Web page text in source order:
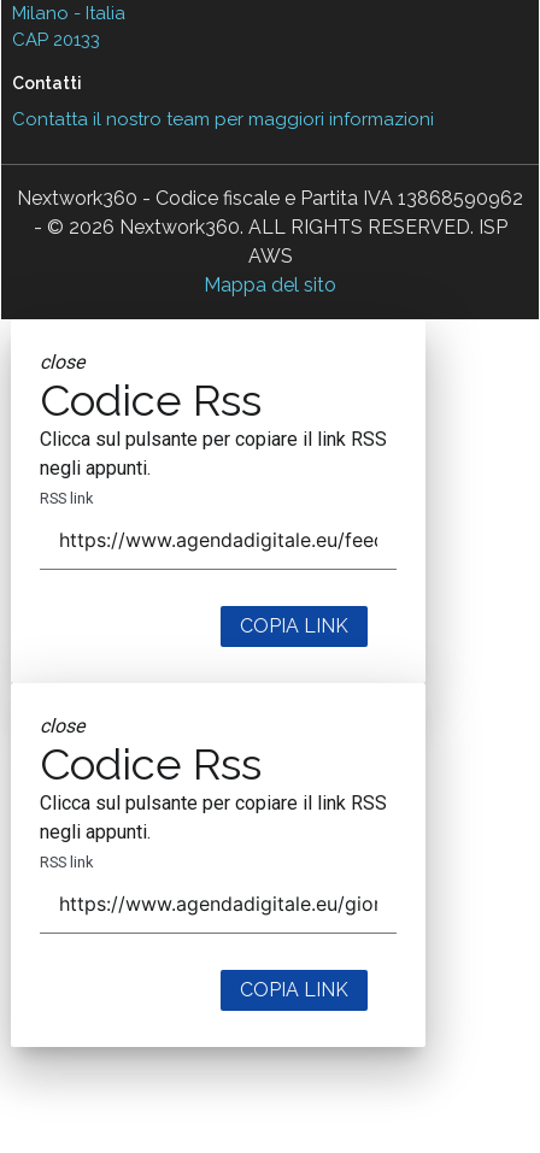
Milano - Italia
CAP 20133
Contatti
Contatta il nostro team per maggiori informazioni
Nextwork360 - Codice fiscale e Partita IVA 13868590962
- © 2026 Nextwork360. ALL RIGHTS RESERVED. ISP
AWS
Mappa del sito
close
Codice Rss
Clicca sul pulsante per copiare il link RSS
negli appunti.
RSS link
COPIA LINK
close
Codice Rss
Clicca sul pulsante per copiare il link RSS
negli appunti.
RSS link
COPIA LINK